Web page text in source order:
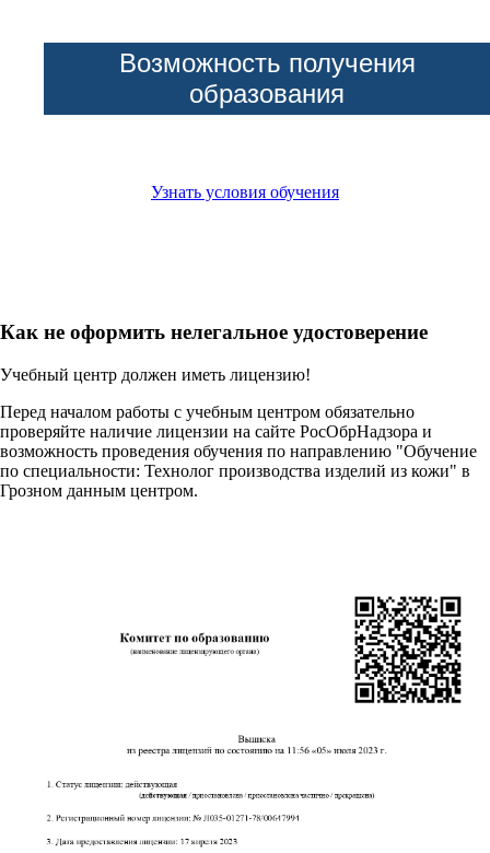
Возможность получения
образования
Узнать условия обучения
Как не оформить нелегальное удостоверение
Учебный центр должен иметь лицензию!
Перед началом работы с учебным центром обязательно
проверяйте наличие лицензии на сайте РосОбрНадзора и
возможность проведения обучения по направлению "Обучение
по специальности: Технолог производства изделий из кожи" в
Грозном данным центром.